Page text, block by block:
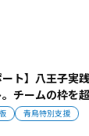
ート】八王子実
チームの枠を
青鳥特別支援